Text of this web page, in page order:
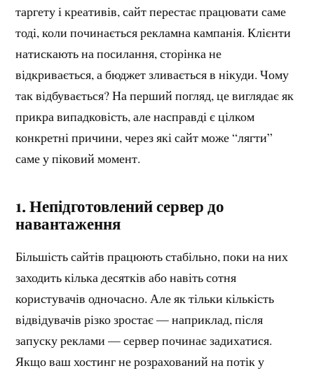
таргету і креативів, сайт перестає працювати саме
тоді, коли починається рекламна кампанія. Клієнти
натискають на посилання, сторінка не
відкривається, а бюджет зливається в нікуди. Чому
так відбувається? На перший погляд, це виглядає як
прикра випадковість, але насправді є цілком
конкретні причини, через які сайт може “лягти”
саме у піковий момент.
1.Непідготовлений сервер до
навантаження
Більшість сайтів працюють стабільно, поки на них
заходить кілька десятків або навіть сотня
користувачів одночасно. Але як тільки кількість
відвідувачів різко зростає — наприклад, після
запуску реклами — сервер починає задихатися.
Якщо ваш хостинг не розрахований на потік у